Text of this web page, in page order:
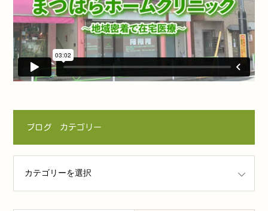
ブログ カテゴリー